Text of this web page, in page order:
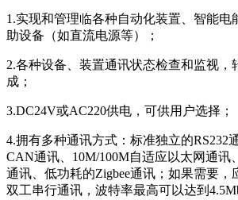
1.实现和管理临各种自动化装置、智能电
助设备（如直流电源等）；
2.各种设备、装置通讯状态检查和监视，
成；
3.DC24V或AC220供电，可供用户选择；
4.拥有多种通讯方式：标准独立的RS232
CAN通讯、10M/100M自适应以太网通讯
通讯、低功耗的Zigbee通讯；如果需要，
双工串行通讯，波特率最高可以达到